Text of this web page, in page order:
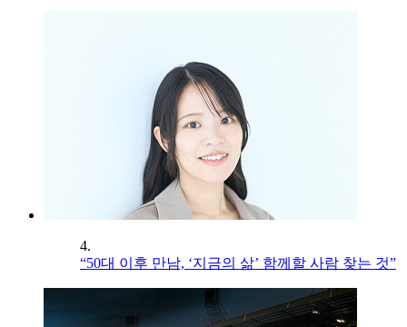
4.
“50대 이후 만남, ‘지금의 삶’ 함께할 사람 찾는 것”